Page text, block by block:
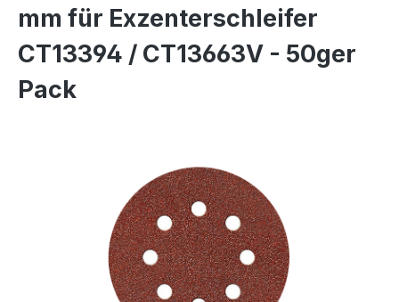
mm für Exzenterschleifer
CT13394 / CT13663V - 50ger
Pack